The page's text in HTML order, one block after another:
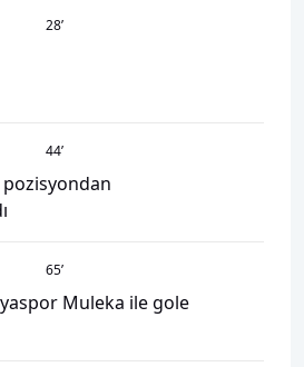
28’
44’
65’
Muleka ile gole